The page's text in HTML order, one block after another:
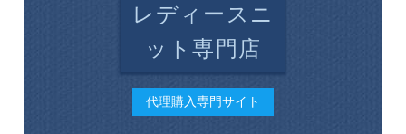
レディースニ
ット専門店
代理購入専門サイト